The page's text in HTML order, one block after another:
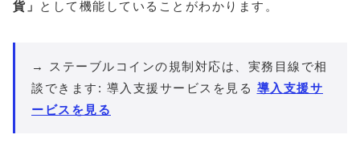
貨」 として機能していることがわかります。
→ ステーブルコインの規制対応は、実務目線で相
談できます: 導入支援サービスを見る 導入支援サ
ービスを見る